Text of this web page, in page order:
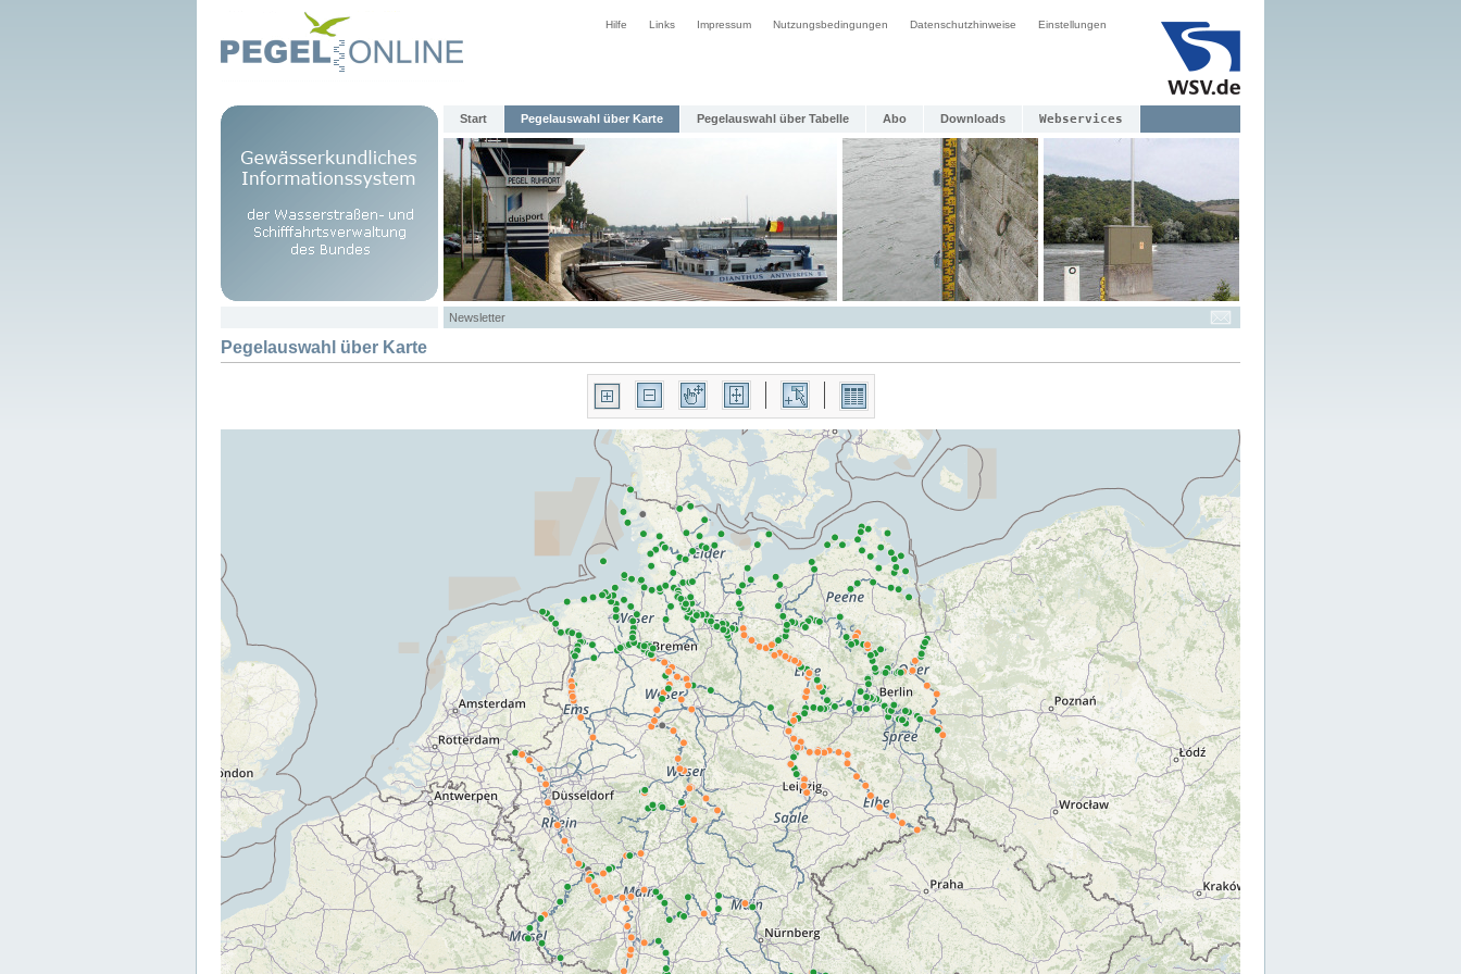
Hilfe Links Impressum Nutzungsbedingungen Datenschutzhinweise Einstellungen
Start Pegelauswahl über Karte Pegelauswahl über Tabelle Abo Downloads Webservices
Newsletter
Pegelauswahl über Karte